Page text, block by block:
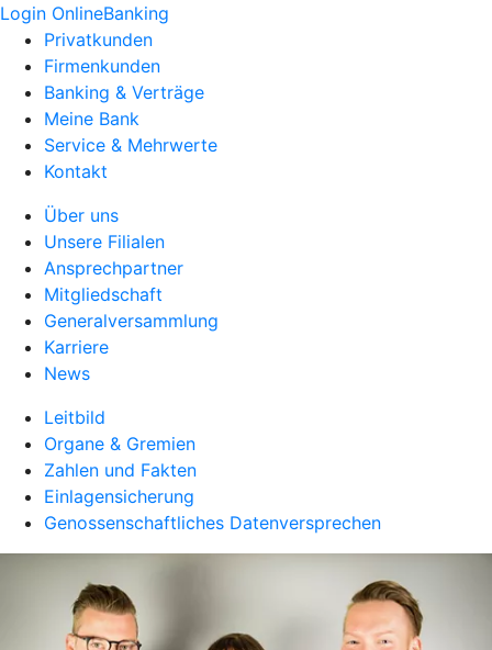
Login OnlineBanking
Privatkunden
Firmenkunden
Banking & Verträge
Meine Bank
Service & Mehrwerte
Kontakt
Über uns
Unsere Filialen
Ansprechpartner
Mitgliedschaft
Generalversammlung
Karriere
News
Leitbild
Organe & Gremien
Zahlen und Fakten
Einlagensicherung
Genossenschaftliches Datenversprechen